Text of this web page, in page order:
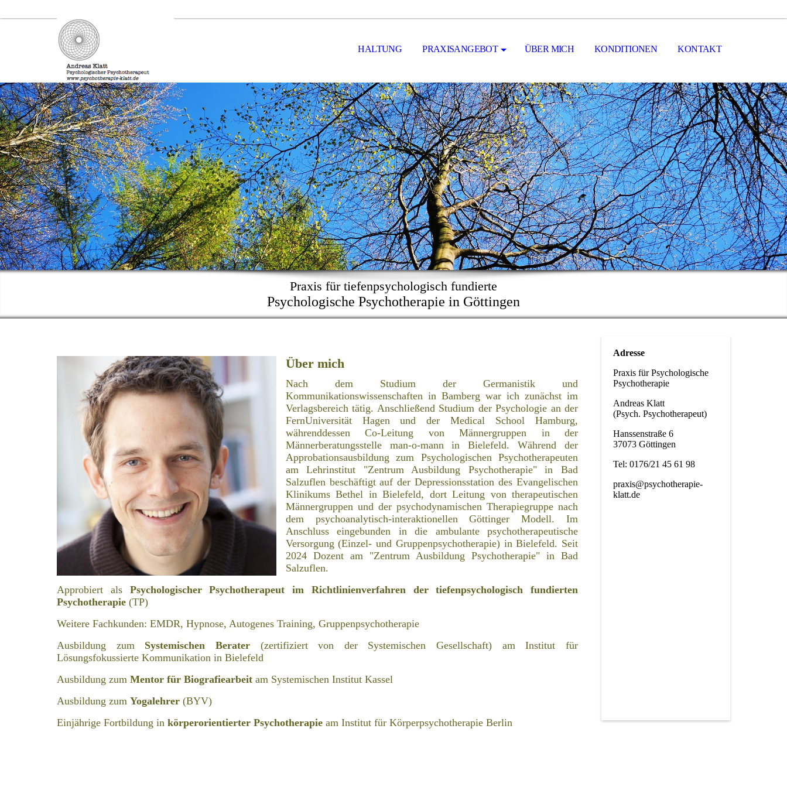
HALTUNG PRAXISANGEBOT ÜBER MICH KONDITIONEN KONTAKT
Praxis für tiefenpsychologisch fundierte
Psychologische Psychotherapie in Göttingen
Über mich
Nach dem Studium der Germanistik und
Kommunikationswissenschaften in Bamberg war ich zunächst im
Verlagsbereich tätig. Anschließend Studium der Psychologie an der
FernUniversität Hagen und der Medical School Hamburg,
währenddessen Co-Leitung von Männergruppen in der
Männerberatungsstelle man-o-mann in Bielefeld. Während der
Approbationsausbildung zum Psychologischen Psychotherapeuten
am Lehrinstitut "Zentrum Ausbildung Psychotherapie" in Bad
Salzuflen beschäftigt auf der Depressionsstation des Evangelischen
Klinikums Bethel in Bielefeld, dort Leitung von therapeutischen
Männergruppen und der psychodynamischen Therapiegruppe nach
dem psychoanalytisch-interaktionellen Göttinger Modell. Im
Anschluss eingebunden in die ambulante psychotherapeutische
Versorgung (Einzel- und Gruppenpsychotherapie) in Bielefeld. Seit
2024 Dozent am "Zentrum Ausbildung Psychotherapie" in Bad
Salzuflen.
Approbiert als Psychologischer Psychotherapeut im Richtlinienverfahren der tiefenpsychologisch fundierten
Psychotherapie (TP)
Weitere Fachkunden: EMDR, Hypnose, Autogenes Training, Gruppenpsychotherapie
Ausbildung zum Systemischen Berater (zertifiziert von der Systemischen Gesellschaft) am Institut für
Lösungsfokussierte Kommunikation in Bielefeld
Ausbildung zum Mentor für Biografiearbeit am Systemischen Institut Kassel
Ausbildung zum Yogalehrer (BYV)
Einjährige Fortbildung in körperorientierter Psychotherapie am Institut für Körperpsychotherapie Berlin
Adresse
Praxis für Psychologische
Psychotherapie
Andreas Klatt
(Psych. Psychotherapeut)
Hanssenstraße 6
37073 Göttingen
Tel: 0176/21 45 61 98
praxis@psychotherapie-
klatt.de